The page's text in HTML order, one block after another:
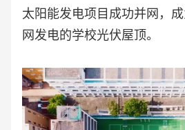
太阳能发电项目成功并网，
网发电的学校光伏屋顶。